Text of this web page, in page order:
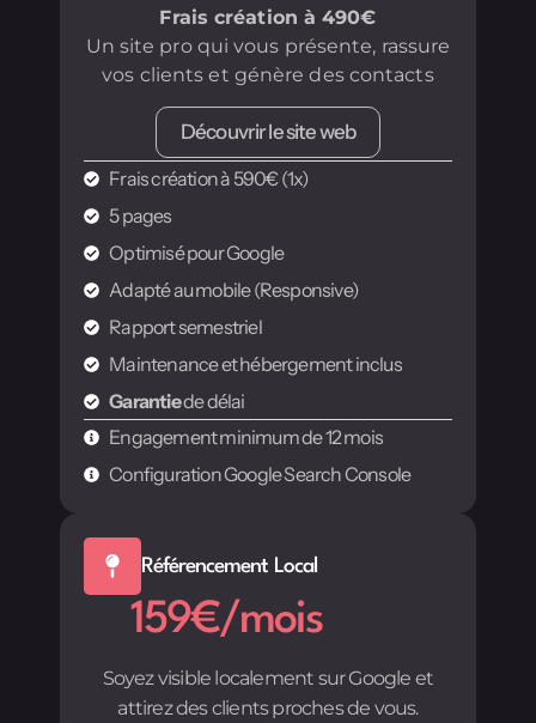
Frais création à 490€
Un site pro qui vous présente, rassure
vos clients et génère des contacts
Découvrir le site web
Frais création à 590€ (1x)
5 pages
Optimisé pour Google
Adapté au mobile (Responsive)
Rapport semestriel
Maintenance et hébergement inclus
Garantiede délai
Engagement minimum de 12 mois
Configuration Google Search Console
Référencement Local
159€/mois
Soyez visible localement sur Google et
attirez des clients proches de vous.